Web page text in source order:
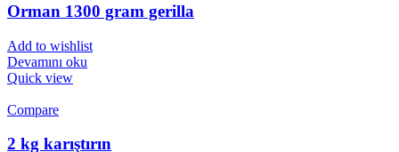
Orman 1300 gram gerilla
Add to wishlist
Devamını oku
Quick view
Compare
2 kg karıştırın